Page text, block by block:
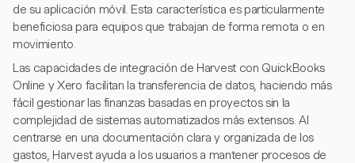
de su aplicación móvil. Esta característica es particularmente
beneficiosa para equipos que trabajan de forma remota o en
movimiento.
Las capacidades de integración de Harvest con QuickBooks
Online y Xero facilitan la transferencia de datos, haciendo más
fácil gestionar las finanzas basadas en proyectos sin la
complejidad de sistemas automatizados más extensos. Al
centrarse en una documentación clara y organizada de los
gastos, Harvest ayuda a los usuarios a mantener procesos de